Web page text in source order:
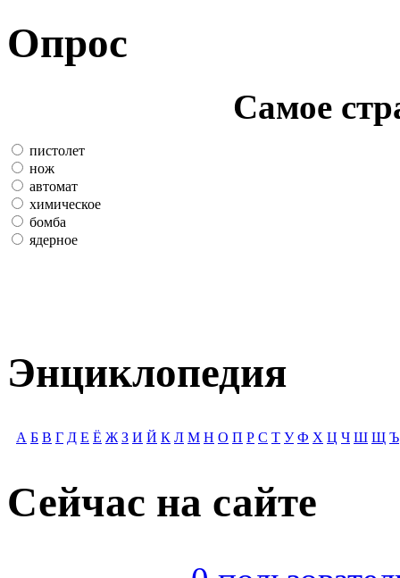
Опрос
Самое
пистолет
нож
автомат
химическое
бомба
ядерное
Энциклопедия
А Б В Г Д Е Ё Ж З И Й К Л М Н О П Р С Т У Ф Х Ц Ч Ш Щ Ъ
Сейчас на сайте